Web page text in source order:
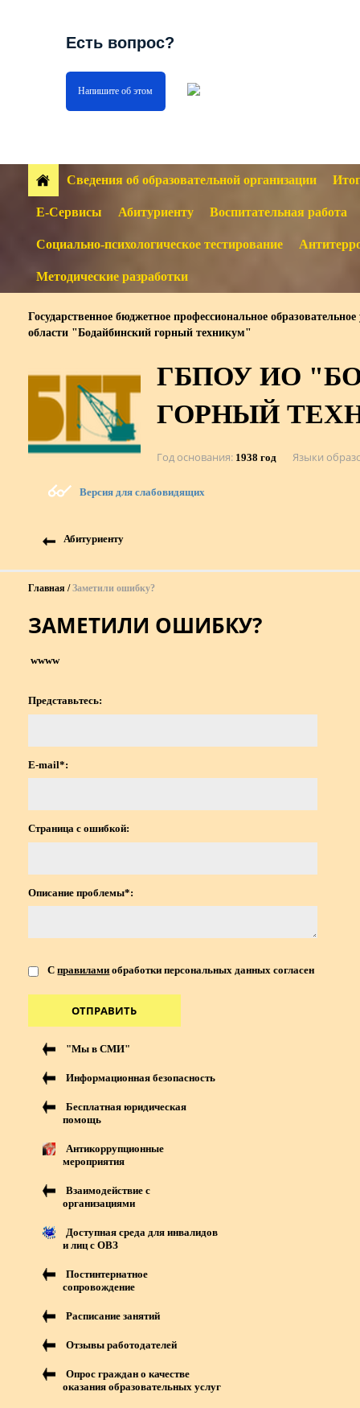
Есть вопрос?
Напишите об этом
Сведения об образовательной организации
Е-Сервисы Абитуриенту Воспитательная работа
Социально-психологическое тестирование
Методические разработки
Государственное бюджетное профессиональное
области "Бодайбинский горный техникум"
ГБПОУ ИО
ГОРНЫЙ
Год основания 1938 год Языки
Версия для слабовидящих
Абитуриенту
Главная Заметили ошибку?
ЗАМЕТИЛИ ОШИБКУ?
wwww
Представьтесь:
E-mail*:
Страница с ошибкой:
Описание проблемы*:
Справилами обработки персональных данных согласен
ОТПРАВИТЬ
"Мы в СМИ"
Информационная безопасность
Бесплатная юридическая
помощь
Антикоррупционные
мероприятия
Взаимодействие с
организациями
Доступная среда для инвалидов
и лиц с ОВЗ
Постинтернатное
сопровождение
Расписание занятий
Отзывы работодателей
Опрос граждан о качестве
оказания образовательных услуг